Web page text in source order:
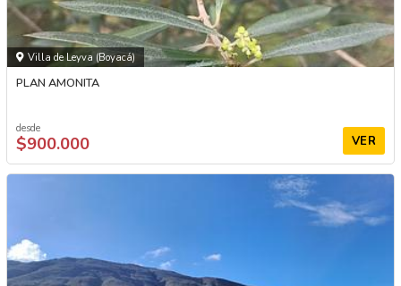
Villa de Leyva (Boyacá)
PLAN AMONITA
desde
$900.000 VER